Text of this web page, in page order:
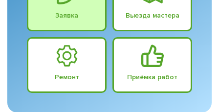
Заявка Выезда мастера
Ремонт Приёмка работ